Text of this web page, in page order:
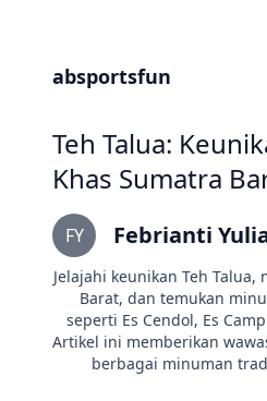
absportsfun
Teh Talua:
Khas Sumatra
FY Febrianti
Jelajahi keunikan Teh
Barat, dan temukan
seperti Es Cendol, Es
Artikel ini memberikan
berbagai minuman